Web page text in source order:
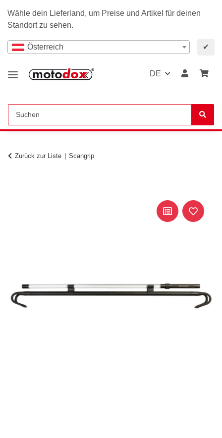
Wähle dein Lieferland, um Preise und Artikel für deinen
Standort zu sehen.
Österreich ✔
DE
Zurück zur Liste Scangrip